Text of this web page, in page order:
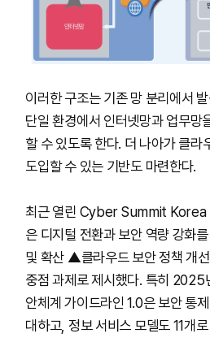
이러한 구조는 기존 망 분리에서
단일 환경에서 인터넷망과 업무망
할 수 있도록 한다. 더 나아가 클라
도입할 수 있는 기반도 마련한다.
최근 열린 Cyber Summit Korea
은 디지털 전환과 보안 역량 강화
및 확산 ▲클라우드 보안 정책 개
중점 과제로 제시했다. 특히 2025
안체계 가이드라인 1.0은 보안 통
대하고, 정보 서비스 모델도 11개